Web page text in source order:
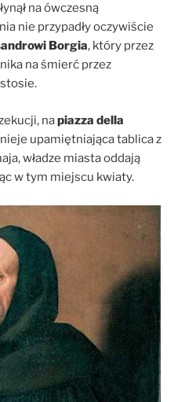
na ówczesną
nie przypadły oczywiście
Borgia, który przez
na śmierć przez
napiazza della
upamiętniająca tablica z
władze miasta oddają
w tym miejscu kwiaty.